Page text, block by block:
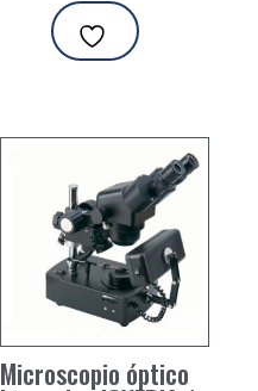
Microscopio óptico